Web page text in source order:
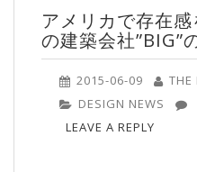
アメリカで存在
の建築会社”BIG”
2015-06-09
THE
DESIGN NEWS
LEAVE A REPLY